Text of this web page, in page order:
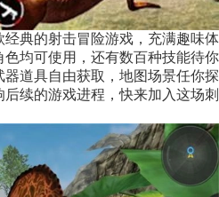
经典的射击冒险游戏，充满趣味体
均可使用，还有数百种技能待你
道具自由获取，地图场景任你探
续的游戏进程，快来加入这场刺